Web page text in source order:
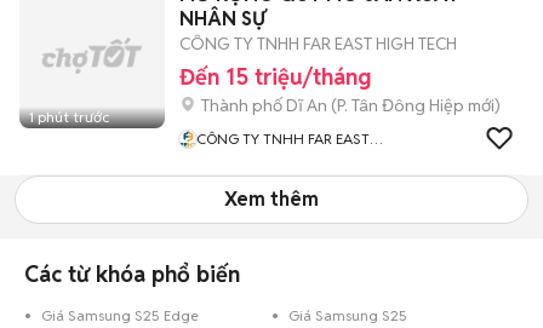
1 phút trước
NHÂN SỰ
CÔNG TY TNHH FAR EAST HIGH TECH
Đến 15 triệu/tháng
Thành phố Dĩ An (P. Tân Đông Hiệp mới)
CÔNG TY TNHH FAR EAST
Xem thêm
Các từ khóa phổ biến
Giá Samsung S25 Edge
Giá Samsung S25